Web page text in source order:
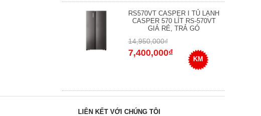
RS570VT CASPER I TỦ LẠNH
CASPER 570 LÍT RS-570VT
GIÁ RẺ, TRẢ GÓ
14,950,000₫
7,400,000₫
KM
LIÊN KẾT VỚI CHÚNG TÔI